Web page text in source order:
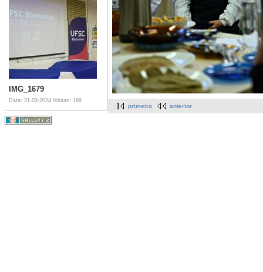
IMG_1679
Data: 21-03-2024 Visitas: 169
primeiro anterior